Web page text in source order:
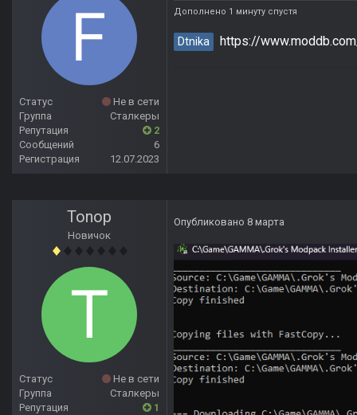
Статус
Не в сети
Группа
Сталкеры
Репутация
2
Сообщений
6
Регистрация
12.07.2023
Дополнено 1 минуту спустя
Dtnika https://
Tonop
Новичок
Статус
Не в сети
Группа
Сталкеры
Репутация
1
Опубликовано 8 марта